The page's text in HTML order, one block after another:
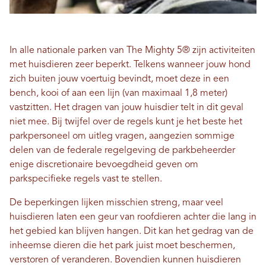
In alle nationale parken van The Mighty 5® zijn activiteiten
met huisdieren zeer beperkt. Telkens wanneer jouw hond
zich buiten jouw voertuig bevindt, moet deze in een
bench, kooi of aan een lijn (van maximaal 1,8 meter)
vastzitten. Het dragen van jouw huisdier telt in dit geval
niet mee. Bij twijfel over de regels kunt je het beste het
parkpersoneel om uitleg vragen, aangezien sommige
delen van de federale regelgeving de parkbeheerder
enige discretionaire bevoegdheid geven om
parkspecifieke regels vast te stellen.
De beperkingen lijken misschien streng, maar veel
huisdieren laten een geur van roofdieren achter die lang in
het gebied kan blijven hangen. Dit kan het gedrag van de
inheemse dieren die het park juist moet beschermen,
verstoren of veranderen. Bovendien kunnen huisdieren